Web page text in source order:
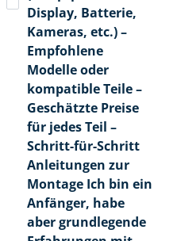
Display, Batterie,
Kameras, etc.) –
Empfohlene
Modelle oder
kompatible Teile –
Geschätzte Preise
für jedes Teil –
Schritt-für-Schritt
Anleitungen zur
Montage Ich bin ein
Anfänger, habe
aber grundlegende